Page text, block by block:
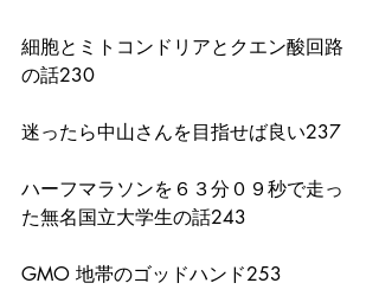
細胞とミトコンドリアとクエン酸回路
の話230
迷ったら中山さんを目指せば良い237
ハーフマラソンを６３分０９秒で走っ
た無名国立大学生の話243
GMO 地帯のゴッドハンド253